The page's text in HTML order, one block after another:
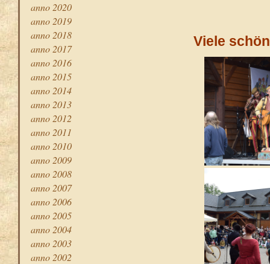
anno 2020
anno 2019
anno 2018
anno 2017
anno 2016
anno 2015
anno 2014
anno 2013
anno 2012
anno 2011
anno 2010
anno 2009
anno 2008
anno 2007
anno 2006
anno 2005
anno 2004
anno 2003
anno 2002
Viele